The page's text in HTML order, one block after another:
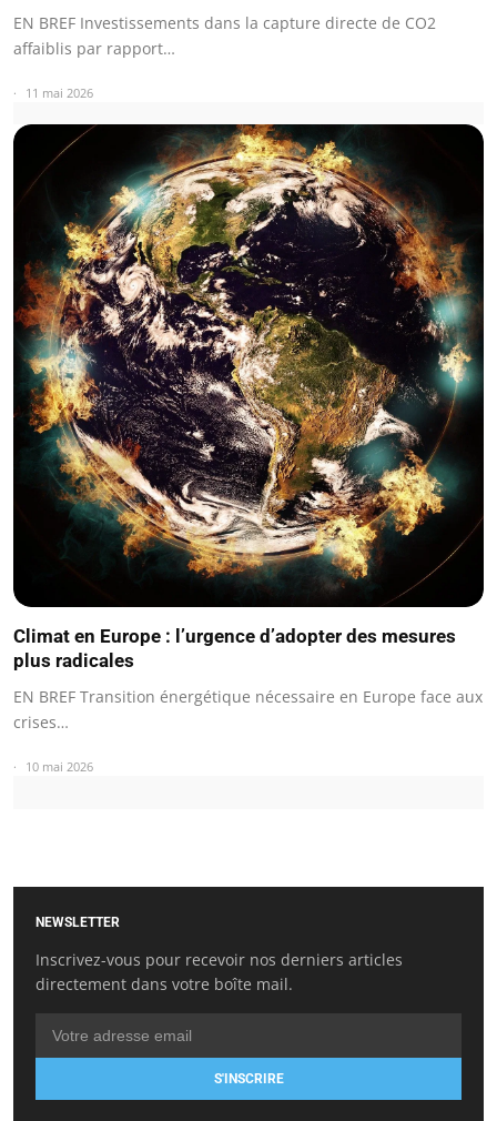
EN BREF Investissements dans la capture directe de CO2
affaiblis par rapport…
11 mai 2026
Climat en Europe : l’urgence d’adopter des mesures
plus radicales
EN BREF Transition énergétique nécessaire en Europe face aux
crises…
10 mai 2026
NEWSLETTER
Inscrivez-vous pour recevoir nos derniers articles
directement dans votre boîte mail.
S'INSCRIRE